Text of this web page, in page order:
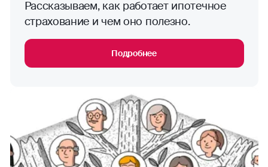
Рассказываем, как работает ипотечное
страхование и чем оно полезно.
Подробнее